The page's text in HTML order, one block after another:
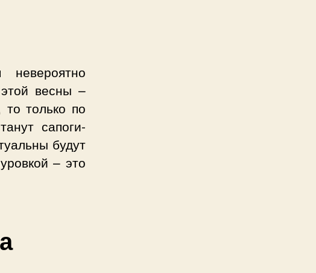
весны –
только по
сапоги-
будут
– это